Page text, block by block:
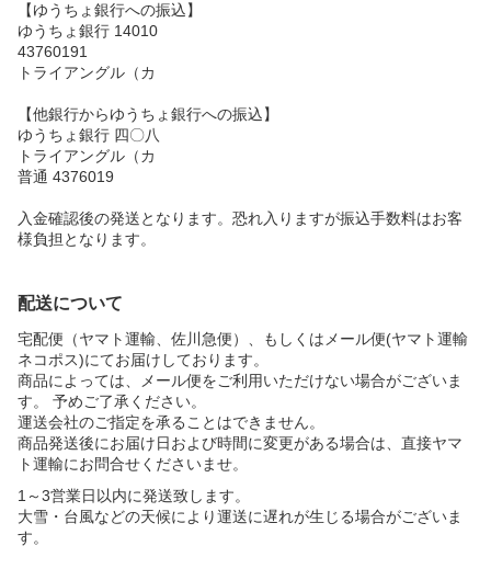
【ゆうちょ銀行への振込】
ゆうちょ銀行 14010
43760191
トライアングル（カ
【他銀行からゆうちょ銀行への振込】
ゆうちょ銀行 四〇八
トライアングル（カ
普通 4376019
入金確認後の発送となります。恐れ入りますが振込手数料はお客
様負担となります。
配送について
宅配便（ヤマト運輸、佐川急便）、もしくはメール便(ヤマト運輸
ネコポス)にてお届けしております。
商品によっては、メール便をご利用いただけない場合がございま
す。 予めご了承ください。
運送会社のご指定を承ることはできません。
商品発送後にお届け日および時間に変更がある場合は、直接ヤマ
ト運輸にお問合せくださいませ。
1～3営業日以内に発送致します。
大雪・台風などの天候により運送に遅れが生じる場合がございま
す。